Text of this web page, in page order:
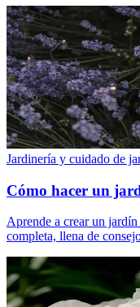
Jardinería y cuidado de
Cómo hacer un
Aprende a crear un
completa, llena de